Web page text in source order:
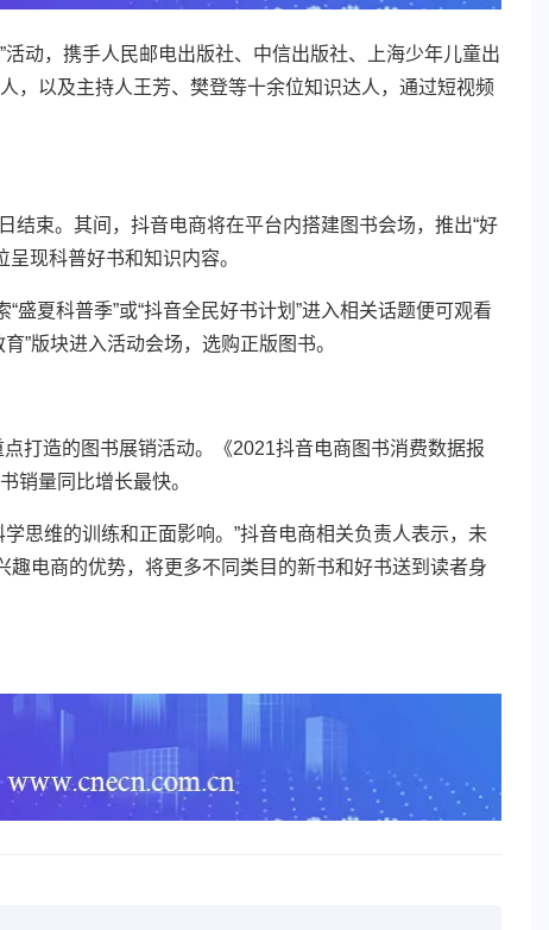
动，携手人民邮电出版社、中信出版社、上海少年儿童出
，以及主持人王芳、樊登等十余位知识达人，通过短视频
束。其间，抖音电商将在平台内搭建图书会场，推出“好
呈现科普好书和知识内容。
夏科普季”或“抖音全民好书计划”进入相关话题便可观看
”版块进入活动会场，选购正版图书。
打造的图书展销活动。《2021抖音电商图书消费数据报
销量同比增长最快。
维的训练和正面影响。”抖音电商相关负责人表示，未
趣电商的优势，将更多不同类目的新书和好书送到读者身